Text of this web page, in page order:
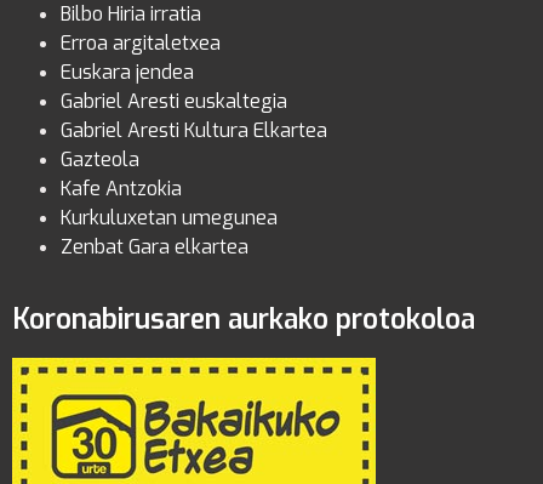
Bilbo Hiria irratia
Erroa argitaletxea
Euskara jendea
Gabriel Aresti euskaltegia
Gabriel Aresti Kultura Elkartea
Gazteola
Kafe Antzokia
Kurkuluxetan umegunea
Zenbat Gara elkartea
Koronabirusaren aurkako protokoloa